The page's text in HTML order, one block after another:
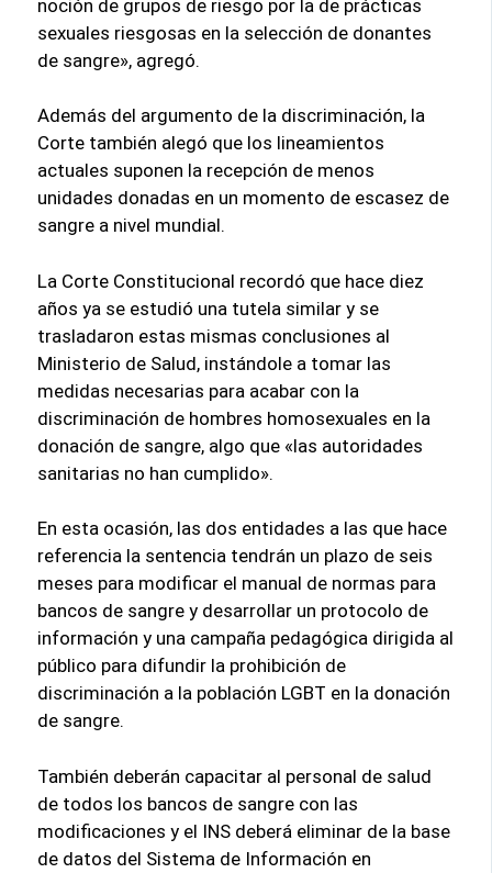
noción de grupos de riesgo por la de prácticas
sexuales riesgosas en la selección de donantes
de sangre», agregó.
Además del argumento de la discriminación, la
Corte también alegó que los lineamientos
actuales suponen la recepción de menos
unidades donadas en un momento de escasez de
sangre a nivel mundial.
La Corte Constitucional recordó que hace diez
años ya se estudió una tutela similar y se
trasladaron estas mismas conclusiones al
Ministerio de Salud, instándole a tomar las
medidas necesarias para acabar con la
discriminación de hombres homosexuales en la
donación de sangre, algo que «las autoridades
sanitarias no han cumplido».
En esta ocasión, las dos entidades a las que hace
referencia la sentencia tendrán un plazo de seis
meses para modificar el manual de normas para
bancos de sangre y desarrollar un protocolo de
información y una campaña pedagógica dirigida al
público para difundir la prohibición de
discriminación a la población LGBT en la donación
de sangre.
También deberán capacitar al personal de salud
de todos los bancos de sangre con las
modificaciones y el INS deberá eliminar de la base
de datos del Sistema de Información en